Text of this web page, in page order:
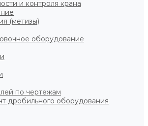
и контроля крана
(метизы)
оборудование
по чертежам
дробильного оборудования